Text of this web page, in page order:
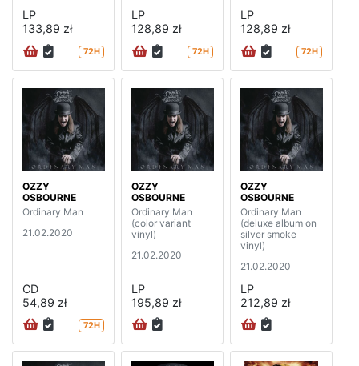
LP
133,89 zł
72H
LP
128,89 zł
72H
LP
128,89 zł
72H
OZZY
OSBOURNE
Ordinary Man
21.02.2020
CD
54,89 zł
72H
OZZY
OSBOURNE
Ordinary Man
(color variant
vinyl)
21.02.2020
LP
195,89 zł
OZZY
OSBOURNE
Ordinary Man
(deluxe album on
silver smoke
vinyl)
21.02.2020
LP
212,89 zł